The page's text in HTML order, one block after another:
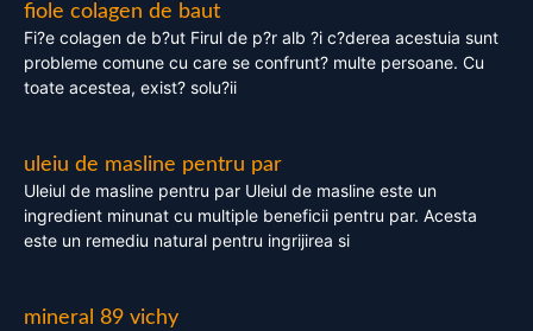
fiole colagen de baut
Fi?e colagen de b?ut Firul de p?r alb ?i c?derea acestuia sunt
probleme comune cu care se confrunt? multe persoane. Cu
toate acestea, exist? solu?ii
uleiu de masline pentru par
Uleiul de masline pentru par Uleiul de masline este un
ingredient minunat cu multiple beneficii pentru par. Acesta
este un remediu natural pentru ingrijirea si
mineral 89 vichy